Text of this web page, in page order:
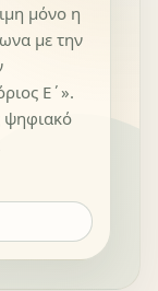
μόνο η
με την
Ε΄».
ψηφιακό